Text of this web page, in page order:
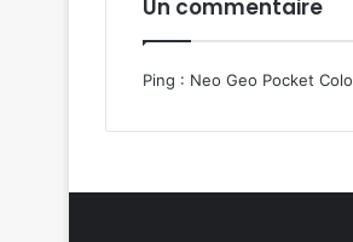
Un commentaire
Ping : Neo Geo Pocket